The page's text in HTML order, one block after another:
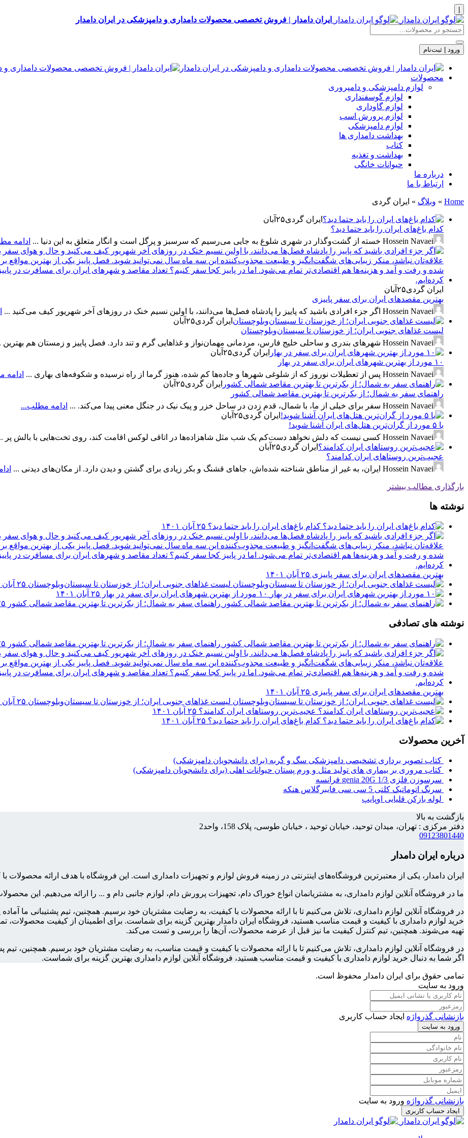
ایران دامدار | فروش تخصصی محصولات دامداری و دامپزشکی در ایران دامدار
ورود | ثبت‌نام
محصولات
لوازم دامپزشکی و دامپروری
لوازم گوسفنداری
لوازم گاوداری
لوازم پرورش اسب
لوازم دامپزشکی
بهداشت دامداری ها
کتاب
بهداشت و تغذیه
حیوانات خانگی
درباره ما
ارتباط با ما
Home
» وبلاگ » ایران گردی
ایران گردی۲۵ آبان
کدام باغ‌های ایران را باید حتما دید؟
Hossein Navaei خسته از گشت‌وگذار در شهری شلوغ به جایی می‌رسیم که سرسبز و پرگل است و انگار متعلق به این دنیا ... ادامه
ایران گردی۲۵ آبان
بهترین مقصدهای ایران برای سفر پاییزی
Hossein Navaei اگر جزء افرادی باشید که پاییز را پادشاه فصل‌ها می‌دانند، با اولین نسیم خنک در روزهای آخر شهریور کیف می‌کنید ...
ایران گردی۲۵ آبان
لیست غذاهای جنوبی ایران؛ از خوزستان تا سیستان‌وبلوچستان
Hossein Navaei شهرهای بندری و ساحلی خلیج فارس، مردمانی مهمان‌نواز و غذاهایی گرم و تند دارد. فصل پاییز و زمستان هم بهترین
ایران گردی۲۵ آبان
۱۰ مورد از بهترین شهرهای ایران برای سفر در بهار
Hossein Navaei پس از تعطیلات نوروز که از شلوغی شهرها و جاده‌ها کم شده، هنوز گرما از راه نرسیده و شکوفه‌های بهاری ... ادامه
ایران گردی۲۵ آبان
راهنمای سفر به شمال؛ از بکرترین تا بهترین مقاصد شمالی کشور
Hossein Navaei سفر برای خیلی از ما، با شمال، قدم زدن در ساحل خزر و پیک نیک در جنگل معنی پیدا می‌کند. ... ادامه مطلب...
ایران گردی۲۵ آبان
با ۵ مورد از گران‌ترین هتل‌های ایران آشنا شوید!
Hossein Navaei کسی نیست که دلش نخواهد دست‌کم یک شب مثل شاهزاده‌ها در اتاقی لوکس اقامت کند، روی تخت‌هایی با بالش پر
ایران گردی۲۵ آبان
عجیب‌ترین روستاهای ایران کدامند؟
Hossein Navaei ایران، به غیر از مناطق شناخته شده‌اش، جاهای قشنگ و بکر زیادی برای گشتن و دیدن دارد. از مکان‌های دیدنی ...
بارگذاری مطالب بیشتر
نوشته ها
کدام باغ‌های ایران را باید حتما دید؟ ۲۵ آبان ۱۴۰۱
بهترین مقصدهای ایران برای سفر پاییزی ۲۵ آبان ۱۴۰۱
لیست غذاهای جنوبی ایران؛ از خوزستان تا سیستان‌وبلوچستان ۲۵ آبان ۱۴۰۱
۱۰ مورد از بهترین شهرهای ایران برای سفر در بهار
۲۵ آبان ۱۴۰۱
راهنمای سفر به شمال؛ از بکرترین تا بهترین مقاصد شمالی کشور ۲۵
نوشته های تصادفی
راهنمای سفر به شمال؛ از بکرترین تا بهترین مقاصد شمالی کشور ۲۵
بهترین مقصدهای ایران برای سفر پاییزی ۲۵ آبان ۱۴۰۱
لیست غذاهای جنوبی ایران؛ از خوزستان تا سیستان‌وبلوچستان ۲۵ آبان ۱۴۰۱
عجیب‌ترین روستاهای ایران کدامند؟ ۲۵ آبان ۱۴۰۱
کدام باغ‌های ایران را باید حتما دید؟ ۲۵ آبان ۱۴۰۱
آخرین محصولات
کتاب تصویر برداری تشخیصی دامپزشکی سگ و گربه (برای دانشجویان دامپزشکی)
کتاب مروری بر بیماری های تولید مثل و ورم پستان حیوانات اهلی (برای دانشجویان دامپزشکی)
سرسوزن فلزی 1/3 genia 20G فرانسه
سرنگ اتوماتیک کلتی 5 سی سی فایبرگلاس هنکه
لوله بازکن قلیایی اوپایپ
بازگشت به بالا
دفتر مرکزی : تهران، میدان توحید، خیابان توحید ، خیابان طوسی، پلاک 158، واحد2
09123801440
درباره ایران دامدار
ایران دامدار، یکی از معتبرترین فروشگاه‌های اینترنتی در زمینه فروش لوازم و تجهیزات دامداری است. این فروشگاه با هدف ارائه
ما در فروشگاه آنلاین لوازم دامداری، به مشتریانمان انواع خوراک دام، تجهیزات پرورش دام، لوازم جانبی دام و ... را ارائه می‌دهیم. این
در فروشگاه آنلاین لوازم دامداری، تلاش می‌کنیم تا با ارائه محصولات با کیفیت، به رضایت مشتریان خود برسیم. همچنین، تیم پشتیبانی ما
خرید لوازم دامداری با کیفیت و قیمت مناسب هستید، فروشگاه ایران دامدار بهترین گزینه برای شماست. برای اطمینان از کیفیت محصولات،
تهیه می‌شوند. همچنین، تیم کنترل کیفیت ما نیز قبل از عرضه محصولات، آن‌ها را بررسی و تست می‌کند.
در فروشگاه آنلاین لوازم دامداری، تلاش می‌کنیم تا با ارائه محصولات با کیفیت و قیمت مناسب، به رضایت مشتریان خود برسیم. همچنین، تیم
اگر شما به دنبال خرید لوازم دامداری با کیفیت و قیمت مناسب هستید، فروشگاه آنلاین لوازم دامداری بهترین گزینه برای شماست.
تمامی حقوق برای ایران دامدار محفوظ است.
ورود به سایت
بازنشانی گذرواژه ایجاد حساب کاربری
ورود به سایت
بازنشانی گذرواژه ورود به سایت
ایجاد حساب کاربری